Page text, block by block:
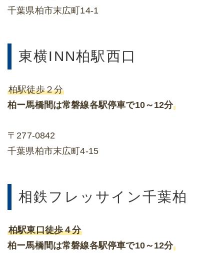
千葉県柏市末広町14-1
東横INN柏駅西口
柏駅徒歩２分
柏ー馬橋間は常磐線各駅停車で10～12分
〒277-0842
千葉県柏市末広町4-15
相鉄フレッサイン千葉柏
柏駅東口徒歩４分
柏ー馬橋間は常磐線各駅停車で10～12分